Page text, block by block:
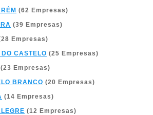
(62 Empresas)
(39 Empresas)
Empresas)
CASTELO (25 Empresas)
Empresas)
BRANCO (20 Empresas)
(14 Empresas)
(12 Empresas)